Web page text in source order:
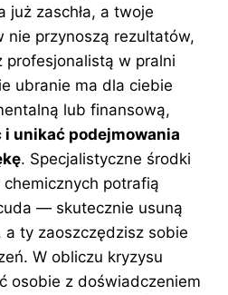
już zaschła, a twoje
nie przynoszą rezultatów,
profesjonalistą w pralni
ubranie ma dla ciebie
lub finansową,
unikać podejmowania
. Specjalistyczne środki
potrafią
— skutecznie usuną
a ty zaoszczędzisz sobie
W obliczu kryzysu
osobie z doświadczeniem